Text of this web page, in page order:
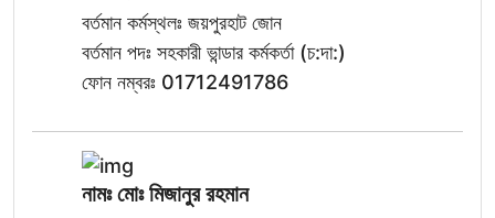
বর্তমান কর্মস্থলঃ জয়পুরহাট জোন
বর্তমান পদঃ সহকারী ভান্ডার কর্মকর্তা (চ:দা:)
ফোন নম্বরঃ 01712491786
নামঃ মোঃ মিজানুর রহমান